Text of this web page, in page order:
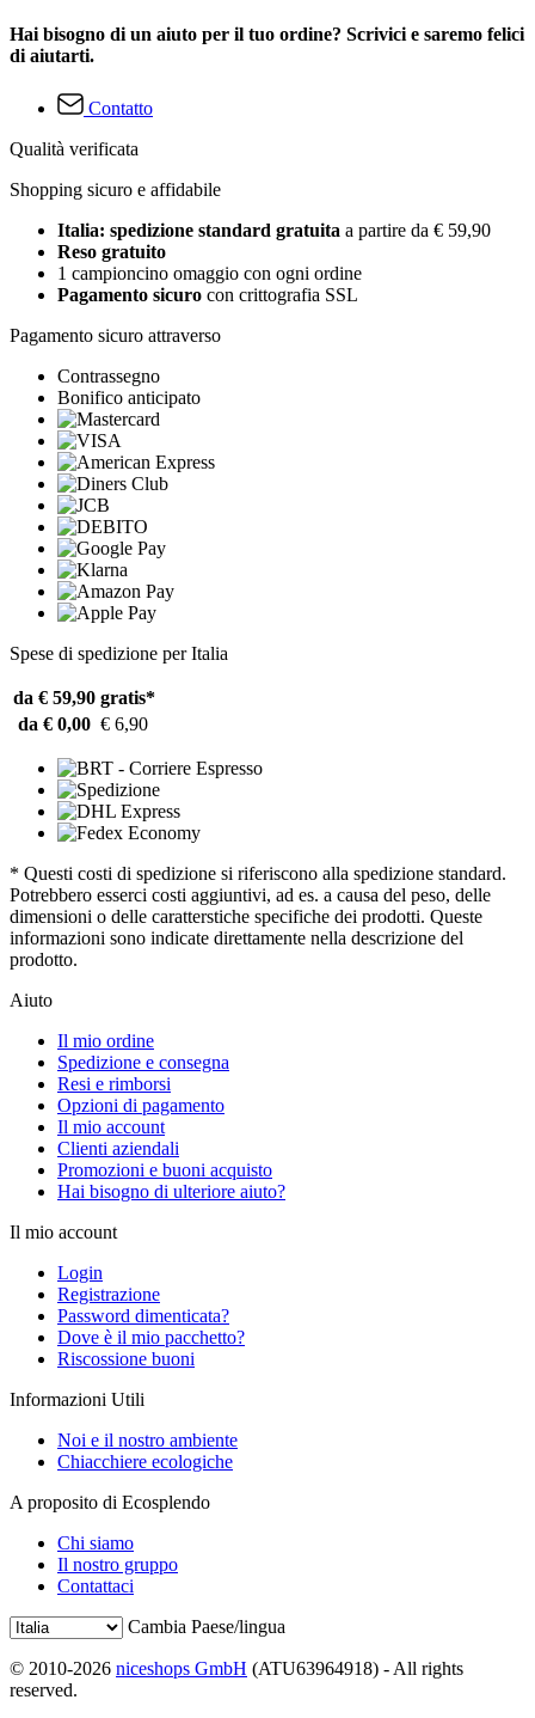
Hai bisogno di un aiuto per il tuo ordine? Scrivici e saremo felici
di aiutarti.
Contatto
Qualità verificata
Shopping sicuro e affidabile
Italia: spedizione standard gratuita a partire da € 59,90
Reso gratuito
1 campioncino omaggio con ogni ordine
Pagamento sicuro con crittografia SSL
Pagamento sicuro attraverso
Contrassegno
Bonifico anticipato
Spese di spedizione per Italia
da € 59,90 gratis*
da € 0,00 € 6,90
* Questi costi di spedizione si riferiscono alla spedizione standard.
Potrebbero esserci costi aggiuntivi, ad es. a causa del peso, delle
dimensioni o delle caratterstiche specifiche dei prodotti. Queste
informazioni sono indicate direttamente nella descrizione del
prodotto.
Aiuto
Il mio ordine
Spedizione e consegna
Resi e rimborsi
Opzioni di pagamento
Il mio account
Clienti aziendali
Promozioni e buoni acquisto
Hai bisogno di ulteriore aiuto?
Il mio account
Login
Registrazione
Password dimenticata?
Dove è il mio pacchetto?
Riscossione buoni
Informazioni Utili
Noi e il nostro ambiente
Chiacchiere ecologiche
A proposito di Ecosplendo
Chi siamo
Il nostro gruppo
Contattaci
Cambia Paese/lingua
© 2010-2026 niceshops GmbH (ATU63964918) - All rights
reserved.